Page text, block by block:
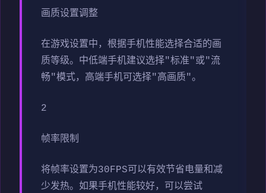
画质设置调整
在游戏设置中，根据手机性能选择合适的画
质等级。中低端手机建议选择"标准"或"流
畅"模式，高端手机可选择"高画质"。
2
帧率限制
将帧率设置为30FPS可以有效节省电量和减
少发热。如果手机性能较好，可以尝试